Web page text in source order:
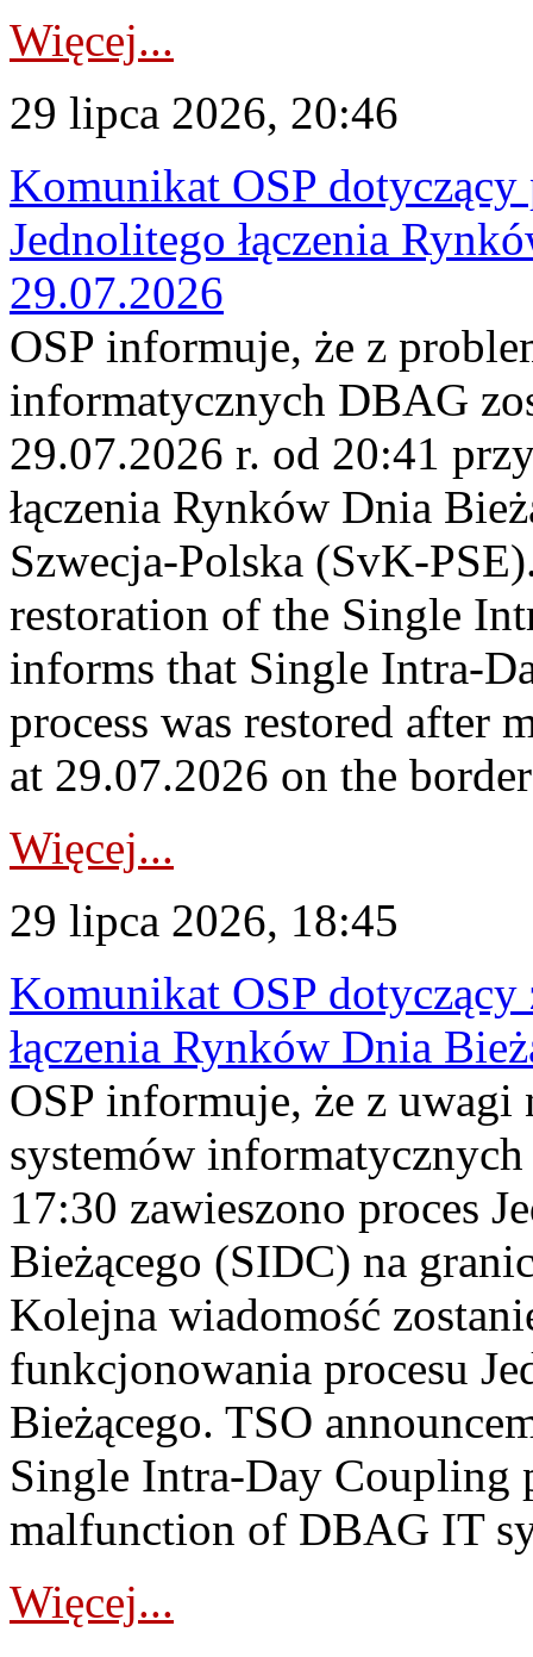
Więcej...
29 lipca 2026, 20:46
Komunikat OSP
Jednolitego łączenia
29.07.2026
OSP informuje, że z
informatycznych DBAG
29.07.2026 r. od 20:41
łączenia Rynków Dnia
Szwecja-Polska (SvK-
restoration of the Single
informs that Single Intra-
process was restored after
at 29.07.2026 on the
Więcej...
29 lipca 2026, 18:45
Komunikat OSP dotyczący
łączenia Rynków Dnia
OSP informuje, że z uwagi
systemów
17:30 zawieszono proces
Bieżącego (SIDC) na
Kolejna wiadomość
funkcjonowania procesu
Bieżącego. TSO
Single Intra-Day Coupling
malfunction of DBAG IT
Więcej...